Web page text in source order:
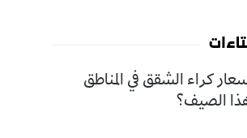
كراء الشقق في المناطق
الصيف؟